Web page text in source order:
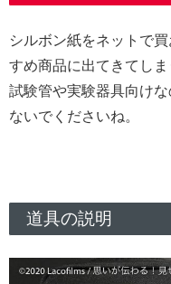
シルボン紙をネットで
すめ商品に出てきてし
試験管や実験器具向け
ないでくださいね。
道具の説明